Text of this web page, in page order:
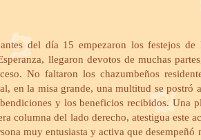
del día 15 empezaron los festejos de
llegaron devotos de muchas
No faltaron los chazumbeños
en la misa grande, una multitud se postró
y los beneficios recibidos. Una
columna del lado derecho, atestigua este
muy entusiasta y activa que desempeñó